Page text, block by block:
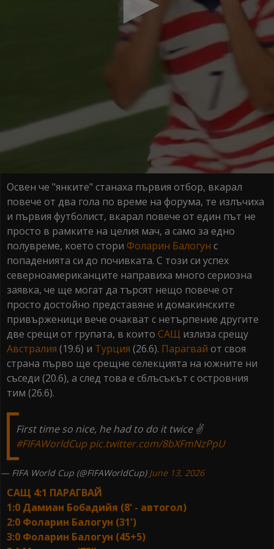
Освен че "янките" станаха първия отбор, вкарал
повече от два гола по време на форума, те излъчиха
и първия футболист, вкарал повече от един път не
просто в рамките на целия мач, а само за едно
полувреме, което стори Фоларин Балогун с
попаденията си до почивката. С този си успех
северноамериканците направиха много сериозна
заявка, че ще могат да търсят нещо повече от
просто достойно представяне и домакинските
привърженици вече очакват с нетърпение другите
две срещи от групата, в които САЩ излиза срещу
Австралия (19.6) и Турция (26.6). Парагвай от своя
страна първо ще срещне селекцията на южните ни
съседи (20.6), а след това е сблъсъкът с островния
тим (26.6).
First time so nice, he had to do it twice ✌️
#FIFAWorldCup pic.twitter.com/8bXFmNzPpU
— FIFA World Cup (@FIFAWorldCup) June 13, 2026
САЩ 4:1 ПАРАГВАЙ
1:0 Дамиан Бобадийя (8' - автогол)
2:0 Фоларин Балогун (31')
3:0 Фоларин Балогун (45+5)